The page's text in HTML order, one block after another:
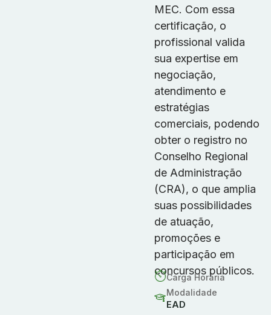
MEC. Com essa
certificação, o
profissional valida
sua expertise em
negociação,
atendimento e
estratégias
comerciais, podendo
obter o registro no
Conselho Regional
de Administração
(CRA), o que amplia
suas possibilidades
de atuação,
promoções e
participação em
concursos públicos.
Carga Horária
Modalidade
EAD